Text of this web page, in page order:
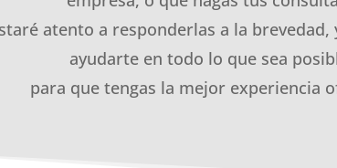
atento a responderlas a la
ayudarte en todo lo que sea
para que tengas la mejor experiencia